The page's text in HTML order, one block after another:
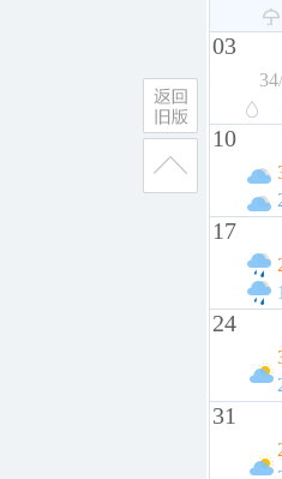
03
34
10
17
24
31